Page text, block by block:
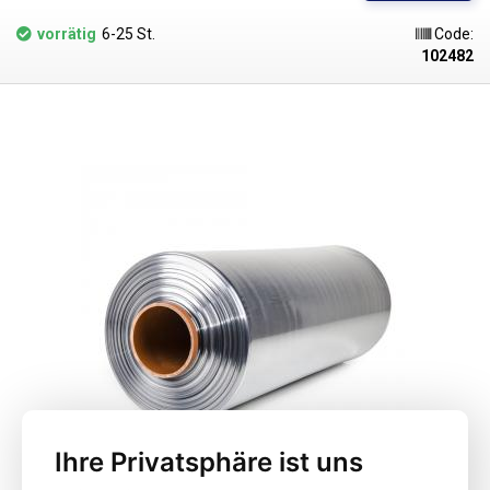
Ihre Privatsphäre ist uns
geruchsneutral, sehr haltbar und undurchlässig. PVC-Folien passen sich
beim Einschweißen perfekt der Form des Produkts an und eignen sich
daher auch für die Verpackung von formintensiven Produkten. Das
idealerweise in einer Heißluftschrumpfkammer, in der die Temperatur
sind aufgrund der leicht toxischen Substanzen, die beim Schweißen
freigesetzt werden, für den direkten Kontakt mit Lebensmitteln nicht
sehr geeignet. Insbesondere Polyolefin-Schrumpffolien (PF) eignen sich
für das Versiegeln von Lebensmitteln in Schrumpffolien, da sie
lebensmittelecht sind.
Parameter: Länge: 400 m Breite: 400mm Dicke: 30
Mikrometer (0,030 mm) Schrumpfungstemperatur: >90°C
Schrumpfungsrate: 1,6 : 1 Folienart: PVC Form: halber Ärmel (L)
Innendurchmesser der Rolle: 75 mm Farbe: transparent
vorrätig 6-25 St.
Code:
102482